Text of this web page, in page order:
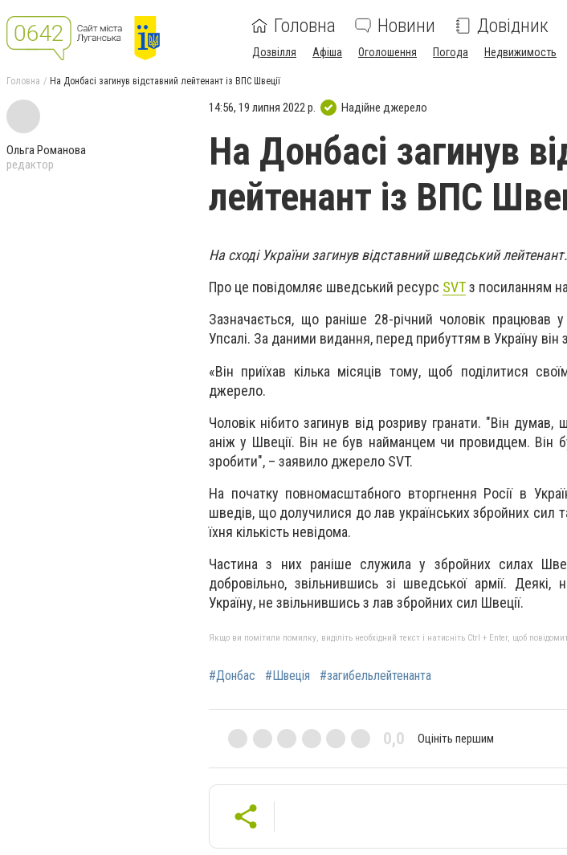
Головна Новини Довідник
Дозвілля Афіша Оголошення Погода Недвижимость
Головна На Донбасі загинув відставний лейтенант із ВПС Швеції
Ольга Романова
редактор
14:56, 19 липня 2022 р. Надійне джерело
На Донбасі загинув
лейтенант із ВПС
На сході України загинув відставний шведський лейтенант.
Про це повідомляє шведський ресурс SVTз посиланням
Зазначається, що раніше 28-річний чоловік працював
Упсалі. За даними видання, перед прибуттям в Україну він
«Він приїхав кілька місяців тому, щоб поділитися
джерело.
Чоловік нібито загинув від розриву гранати. "Він
аніж у Швеції. Він не був найманцем чи провидцем. Він
зробити", – заявило джерело SVT.
На початку повномасштабного вторгнення Росії в
шведів, що долучилися до лав українських збройних сил
їхня кількість невідома.
Частина з них раніше служила у збройних силах
добровільно, звільнившись зі шведської армії.
Україну, не звільнившись з лав збройних сил Швеції.
Якщо ви помітили помилку, виділіть необхідний текст і натисніть Ctrl + Enter, щоб
#Донбас #Швеція #загибельлейтенанта
0,0 Оцініть першим